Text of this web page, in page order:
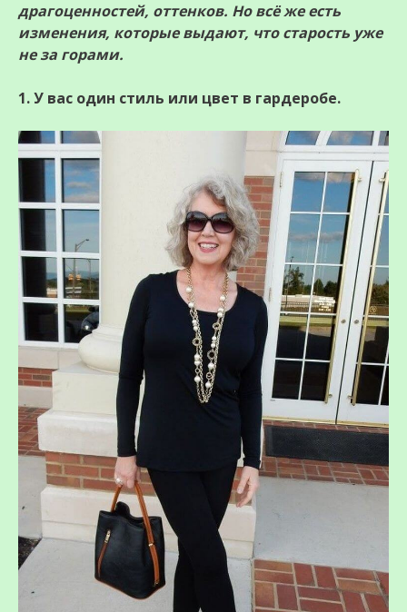
драгоценностей, оттенков. Но всё же есть
изменения, которые выдают, что старость уже
не за горами.
1. У вас один стиль или цвет в гардеробе.